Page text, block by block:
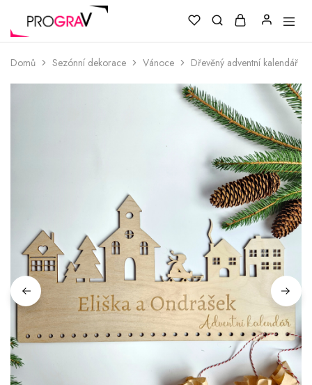
Domů Sezónní dekorace Vánoce Dřevěný adventní kalendář |